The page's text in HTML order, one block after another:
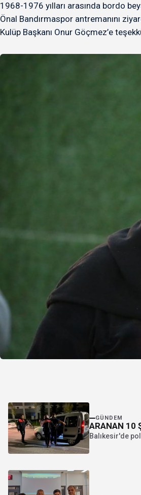
1968-1976 yılları arasında bordo
Önal Bandırmaspor antremanını
Kulüp Başkanı Onur Göçmez’e
GÜNDEM
ARANAN 10
Balıkesir'de